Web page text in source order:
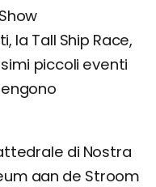
la Tall Ship Race,
piccoli eventi
di Nostra
aan de Stroom